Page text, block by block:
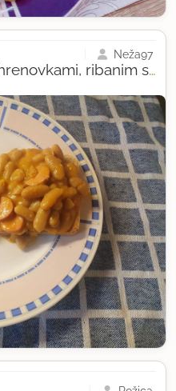
Hitro kosilo na toastu s hrenovkami, ribanim sirom in s prebrancem iz pločevinke
Neža97